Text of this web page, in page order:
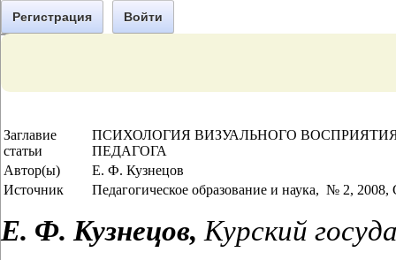
Регистрация Войти
Заглавие
статьи
ПСИХОЛОГИЯ ВИЗУАЛЬНОГО
ПЕДАГОГА
Автор(ы)
Е. Ф. Кузнецов
Источник
Педагогическое образование и наука, № 2, 2008,
Е. Ф. Кузнецов, Курский